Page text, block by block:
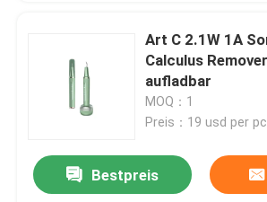
Art C 2.1W 1A
Calculus
aufladbar
MOQ：1
Preis：19 usd per
Bestpreis